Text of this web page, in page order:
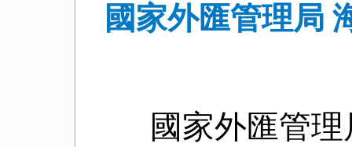
國家外匯管理局
國家外匯管